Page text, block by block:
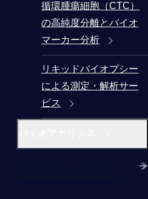
循環腫瘍細胞（CTC）
の高純度分離とバイオ
マーカー分析
リキッドバイオプシー
による測定・解析サー
ビス